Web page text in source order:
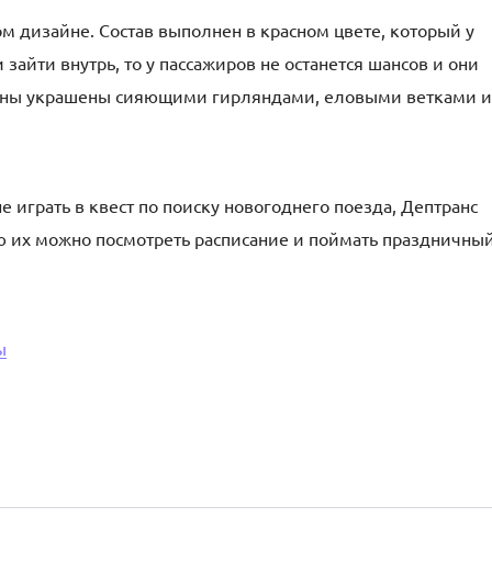
дизайне. Состав выполнен в красном цвете, который у
внутрь, то у пассажиров не останется шансов и они
украшены сияющими гирляндами, еловыми ветками и
в квест по поиску новогоднего поезда, Дептранс
можно посмотреть расписание и поймать